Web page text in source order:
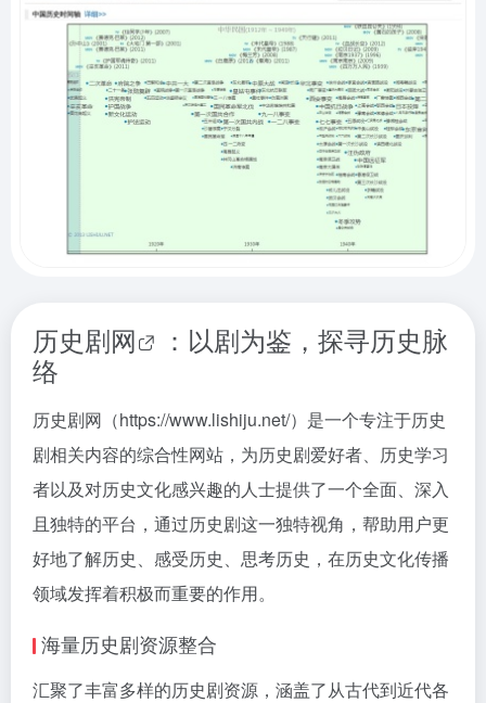
历史剧网
：以剧为鉴，探寻历史脉
络
历史剧网（https://www.lishiju.net/）是一个专注于历史
剧相关内容的综合性网站，为历史剧爱好者、历史学习
者以及对历史文化感兴趣的人士提供了一个全面、深入
且独特的平台，通过历史剧这一独特视角，帮助用户更
好地了解历史、感受历史、思考历史，在历史文化传播
领域发挥着积极而重要的作用。
海量历史剧资源整合
汇聚了丰富多样的历史剧资源，涵盖了从古代到近代各